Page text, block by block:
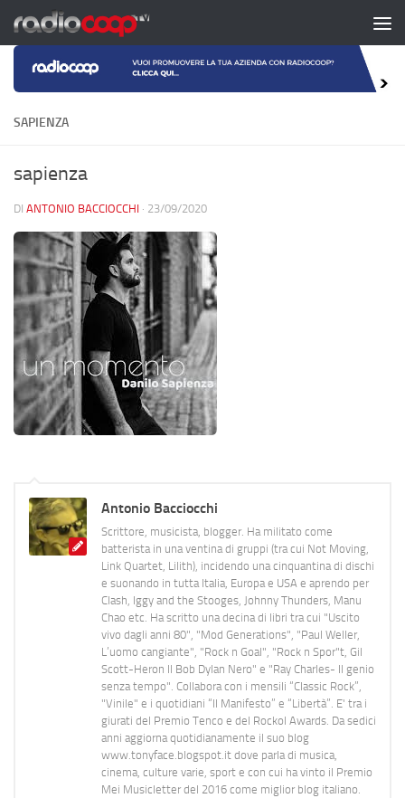
Salta al contenuto
SAPIENZA
sapienza
DI ANTONIO BACCIOCCHI · 23/09/2020
Antonio Bacciocchi
Scrittore, musicista, blogger. Ha militato come
batterista in una ventina di gruppi (tra cui Not Moving,
Link Quartet, Lilith), incidendo una cinquantina di dischi
e suonando in tutta Italia, Europa e USA e aprendo per
Clash, Iggy and the Stooges, Johnny Thunders, Manu
Chao etc. Ha scritto una decina di libri tra cui "Uscito
vivo dagli anni 80", "Mod Generations", "Paul Weller,
L’uomo cangiante", "Rock n Goal", "Rock n Spor"t, Gil
Scott-Heron Il Bob Dylan Nero" e "Ray Charles- Il genio
senza tempo". Collabora con i mensili “Classic Rock”,
"Vinile" e i quotidiani “Il Manifesto” e “Libertà”. E' tra i
giurati del Premio Tenco e del Rockol Awards. Da sedici
anni aggiorna quotidianamente il suo blog
www.tonyface.blogspot.it dove parla di musica,
cinema, culture varie, sport e con cui ha vinto il Premio
Mei Musicletter del 2016 come miglior blog italiano.